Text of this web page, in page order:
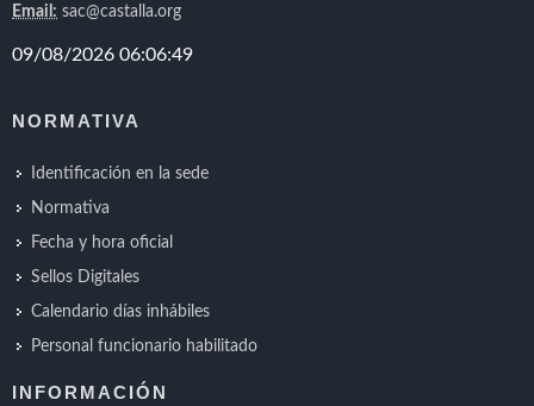
Email: sac@castalla.org
NORMATIVA
Identificación en la sede
Normativa
Fecha y hora oficial
Sellos Digitales
Calendario días inhábiles
Personal funcionario habilitado
INFORMACIÓN